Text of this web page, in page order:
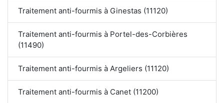
Traitement anti-fourmis à Ginestas (11120)
Traitement anti-fourmis à Portel-des-Corbières
(11490)
Traitement anti-fourmis à Argeliers (11120)
Traitement anti-fourmis à Canet (11200)